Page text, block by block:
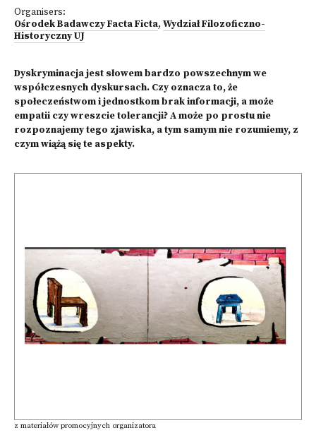
Organisers:
Ośrodek Badawczy Facta Ficta, Wydział Filozoficzno-
Historyczny UJ
Dyskryminacja jest słowem bardzo powszechnym we
współczesnych dyskursach. Czy oznacza to, że
społeczeństwom i jednostkom brak informacji, a może
empatii czy wreszcie tolerancji? A może po prostu nie
rozpoznajemy tego zjawiska, a tym samym nie rozumiemy, z
czym wiążą się te aspekty.
z materiałów promocyjnych organizatora